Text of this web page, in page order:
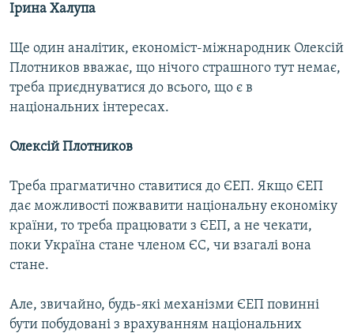
Ірина Халупа
Ще один аналітик, економіст-міжнародник Олексій
Плотников вважає, що нічого страшного тут немає,
треба приєднуватися до всього, що є в
національних інтересах.
Олексій Плотников
Треба прагматично ставитися до ЄЕП. Якщо ЄЕП
дає можливості пожвавити національну економіку
країни, то треба працювати з ЄЕП, а не чекати,
поки Україна стане членом ЄС, чи взагалі вона
стане.
Але, звичайно, будь-які механізми ЄЕП повинні
бути побудовані з врахуванням національних